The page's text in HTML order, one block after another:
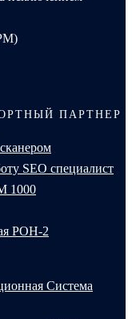
ПАРТНЕР
SEO специалист
1000
РОН-2
Система